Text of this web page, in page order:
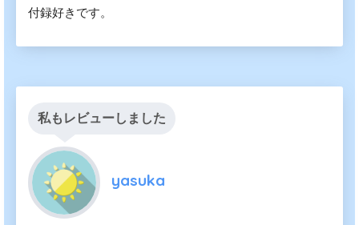
付録好きです。
私もレビューしました
yasuka